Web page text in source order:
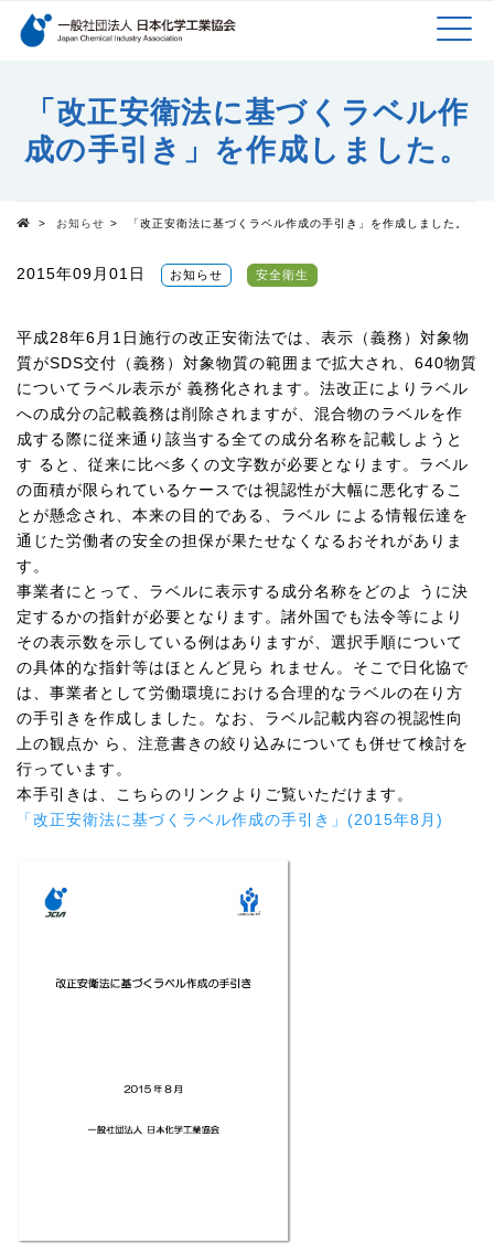
検索キーワード
「改正安衛法に基づくラベル作
成の手引き」を作成しました。
> お知らせ > 「改正安衛法に基づくラベル作成の手引き」を作成しました。
2015年09月01日 お知らせ 安全衛生
平成28年6月1日施行の改正安衛法では、表示（義務）対象物
質がSDS交付（義務）対象物質の範囲まで拡大され、640物質
についてラベル表示が 義務化されます。法改正によりラベル
への成分の記載義務は削除されますが、混合物のラベルを作
成する際に従来通り該当する全ての成分名称を記載しようと
す ると、従来に比べ多くの文字数が必要となります。ラベル
の面積が限られているケースでは視認性が大幅に悪化するこ
とが懸念され、本来の目的である、ラベル による情報伝達を
通じた労働者の安全の担保が果たせなくなるおそれがありま
す。
事業者にとって、ラベルに表示する成分名称をどのよ うに決
定するかの指針が必要となります。諸外国でも法令等により
その表示数を示している例はありますが、選択手順について
の具体的な指針等はほとんど見ら れません。そこで日化協で
は、事業者として労働環境における合理的なラベルの在り方
の手引きを作成しました。なお、ラベル記載内容の視認性向
上の観点か ら、注意書きの絞り込みについても併せて検討を
行っています。
本手引きは、こちらのリンクよりご覧いただけます。
「改正安衛法に基づくラベル作成の手引き」(2015年8月)